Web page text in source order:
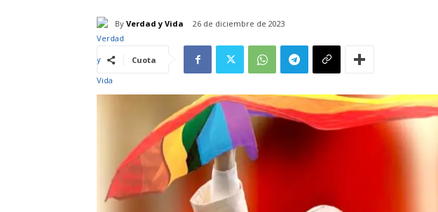
By Verdad y Vida 26 de diciembre de 2023
Cuota